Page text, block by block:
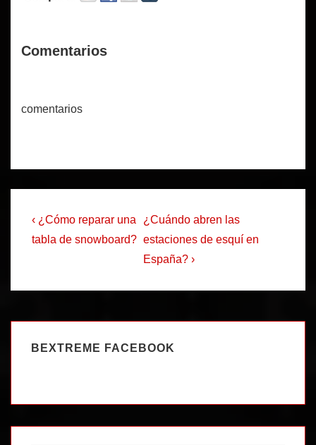
Comentarios
comentarios
Navegación
de
La
entrada
‹ ¿Cómo reparar una
tabla de snowboard?
La
entrada
siguiente
¿Cuándo abren las
estaciones de esquí en
España? ›
BEXTREME FACEBOOK